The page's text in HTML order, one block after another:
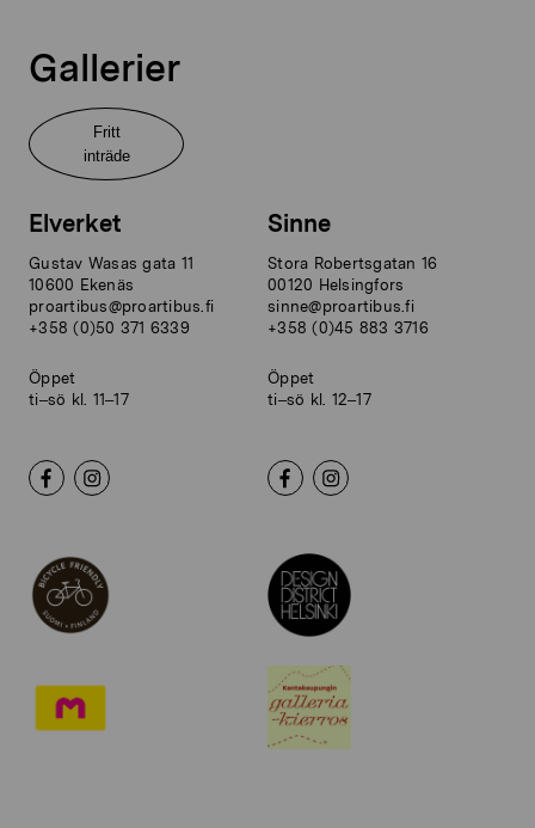
Gallerier
Fritt
inträde
Elverket
Gustav Wasas gata 11
10600 Ekenäs
proartibus@proartibus.fi
+358 (0)50 371 6339
Öppet
ti–sö kl. 11–17
Sinne
Stora Robertsgatan 16
00120 Helsingfors
sinne@proartibus.fi
+358 (0)45 883 3716
Öppet
ti–sö kl. 12–17